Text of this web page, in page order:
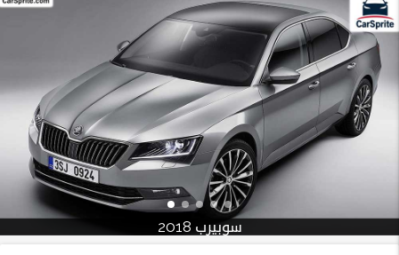
سوبيرب 2018